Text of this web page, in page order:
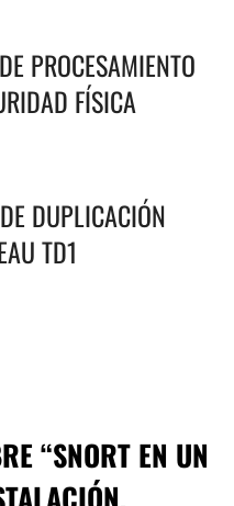
PROCESAMIENTO
FÍSICA
DUPLICACIÓN
TD1
“SNORT EN UN